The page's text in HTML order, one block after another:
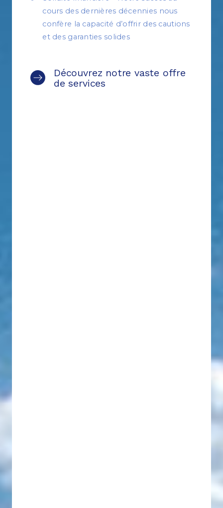
cours des dernières décennies nous
confère la capacité d’offrir des cautions
et des garanties solides
Découvrez notre vaste offre
de services